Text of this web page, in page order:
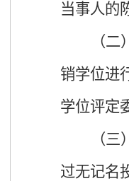
当事人的
（
销学位进
学位评定
（
过无记名